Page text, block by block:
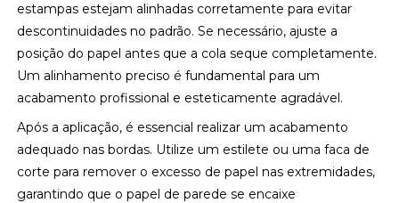
estampas estejam alinhadas corretamente para evitar
descontinuidades no padrão. Se necessário, ajuste a
posição do papel antes que a cola seque completamente.
Um alinhamento preciso é fundamental para um
acabamento profissional e esteticamente agradável.
Após a aplicação, é essencial realizar um acabamento
adequado nas bordas. Utilize um estilete ou uma faca de
corte para remover o excesso de papel nas extremidades,
garantindo que o papel de parede se encaixe